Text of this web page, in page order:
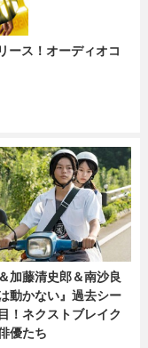
ース！オーディオコ
加藤清史郎＆南沙良
動かない』過去シー
！ネクストブレイク
優たち